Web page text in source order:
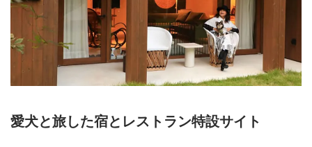
愛犬と旅した宿とレストラン特設サイト